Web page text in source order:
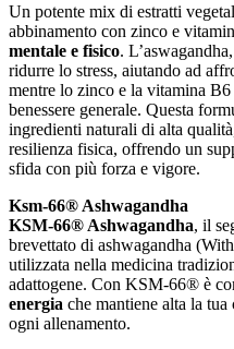
Un potente mix di estratti
abbinamento con zinco e
mentale e fisico.
ridurre lo stress, aiutando ad
mentre lo zinco e la vitamina
benessere generale. Questa
ingredienti naturali di alta
resilienza fisica, offrendo un
sfida con più forza e vigore.
Ksm-66® Ashwagandha
KSM-66® Ashwagandha, il
brevettato di ashwagandha
utilizzata nella medicina
adattogene. Con KSM-66® è
energia che mantiene alta la
ogni allenamento.